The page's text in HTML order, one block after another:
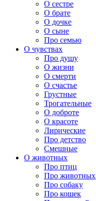
О сестре
О брате
О дочке
О сыне
Про семью
О чувствах
Про душу
О жизни
О смерти
О счастье
Грустные
Трогательные
О доброте
О красоте
Лирические
Про детство
Смешные
О животных
Про птиц
Про животных
Про собаку
Про кошек